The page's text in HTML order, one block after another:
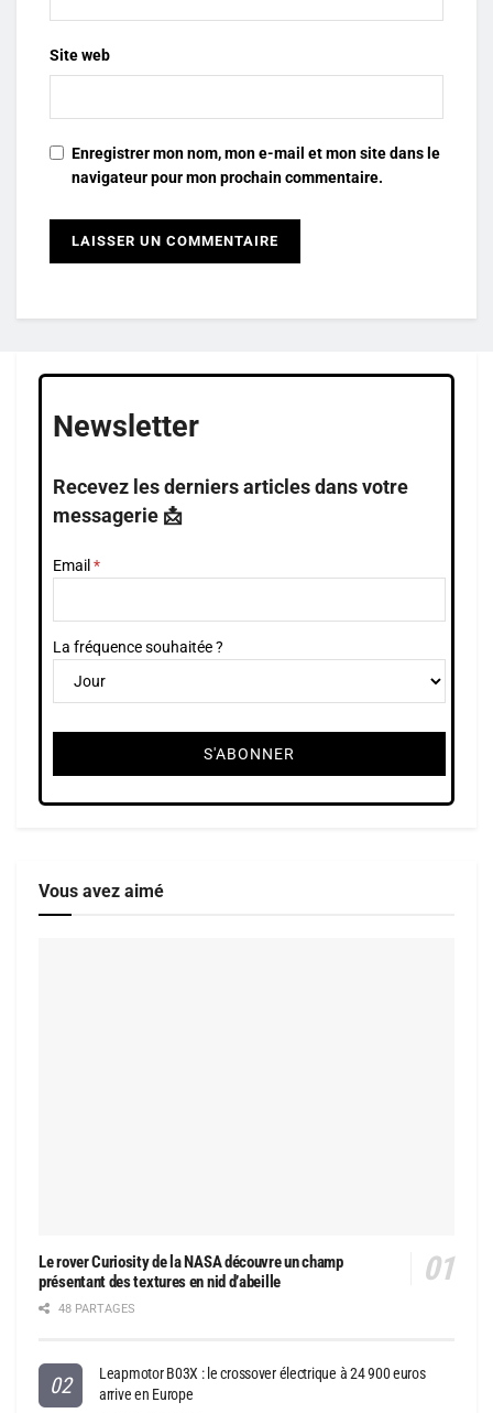
Site web
Enregistrer mon nom, mon e-mail et mon site dans le
navigateur pour mon prochain commentaire.
Newsletter
Recevez les derniers articles dans votre
messagerie 📩
Email
La fréquence souhaitée ?
Vous avez aimé
Le rover Curiosity de la NASA découvre un champ
présentant des textures en nid d’abeille
48 PARTAGES
Leapmotor B03X : le crossover électrique à 24 900 euros
arrive en Europe